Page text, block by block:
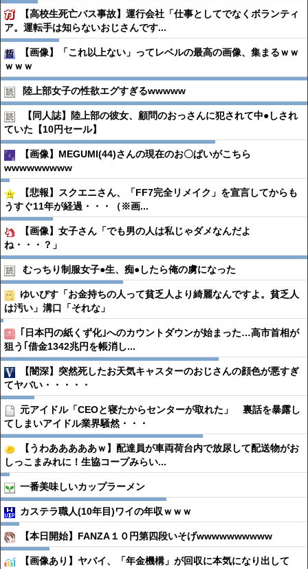
【高校生死亡バス事故】運行会社「仕事としてでなくボランティ
ア。運転手は知らないおじさんです...
【画像】「これ以上ない」ってレベルの最高の画像、集まるｗｗ
ｗｗｗ
陸上部女子の性欲エグすぎるwwwww
【同人誌】陸上部の彼女、顧問のおっさんに犯されて中●︎しされ
ていた【10円セール】
【画像】MEGUMI(44)さんの現在のお〇ぱいがこちら
wwwwwwwww
【悲報】スクエニさん、「FF7完全リメイク」を宣言してからも
うすぐ11年が経過・・・（※画...
【画像】女子さん「でも男の人は私じゃダメなんだよ
ね・・・？」
むっちり制服女子●︎生、痴●︎したら俺の虜になった
ゆいぴす「お金持ちの人って貧乏人より綺麗なんですよ。貧乏人
は汚い」溝口「それな」
｢日本円の紙くず化｣へのカウントダウンが始まった…高市首相が
狙う｢借金1342兆円を帳消し...
【闇深】突然死したお天気キャスターのおじさんの顔色が悪すぎ
てヤバい・・・・・
元アイドル「CEOと寝たからセンターが取れた」 裏話を暴露し
てしまいアイドル業界騒然・・・
【うわあああああｗ】配達員が車両荷台内で放尿して配送物がお
しっこまみれに！生協コープみらい...
一番美味しいカップラーメン
カステラ職人(10年目)ワイの年収ｗｗｗ
【本日開始】FANZA１０円第四段いそげwwwwwwwwww
【画像あり】ヤバイ、「年金機構」が回収に本気になり出して